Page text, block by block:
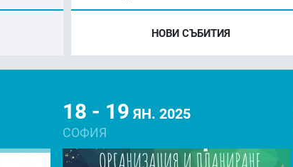
НОВИ СЪБИТИЯ
18 - 19 ЯН. 2025
СОФИЯ